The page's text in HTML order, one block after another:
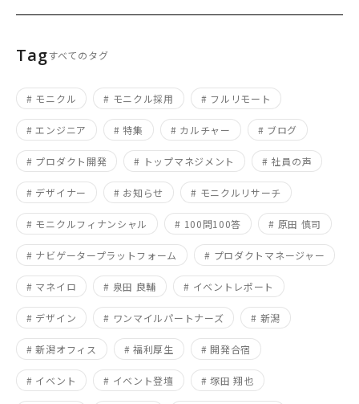
Tagすべてのタグ
# モニクル # モニクル採用 # フルリモート
# エンジニア # 特集 # カルチャー # ブログ
# プロダクト開発 # トップマネジメント # 社員の声
# デザイナー # お知らせ # モニクルリサーチ
# モニクルフィナンシャル # 100問100答 # 原田 慎司
# ナビゲータープラットフォーム # プロダクトマネージャー
# マネイロ # 泉田 良輔 # イベントレポート
# デザイン # ワンマイルパートナーズ # 新潟
# 新潟オフィス # 福利厚生 # 開発合宿
# イベント # イベント登壇 # 塚田 翔也